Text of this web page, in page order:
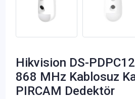
Hikvision DS-
868 MHz Kablosuz
PIRCAM Dedektör